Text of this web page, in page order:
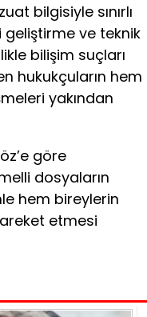
bilgisiyle sınırlı
ve teknik
bilişim suçları
hukukçuların hem
yakından
göre
dosyaların
hem bireylerin
etmesi